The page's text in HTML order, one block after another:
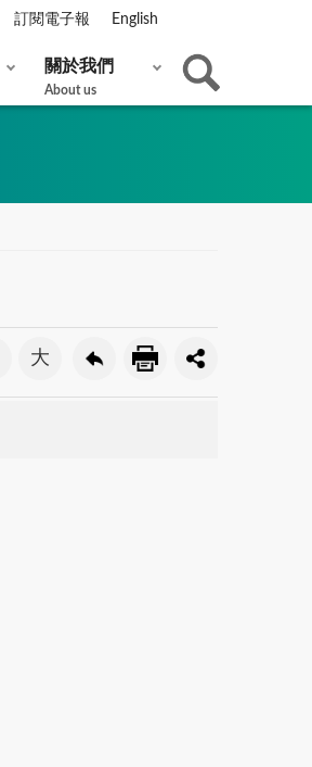
訂閱電子報 English
關於我們
About us
大